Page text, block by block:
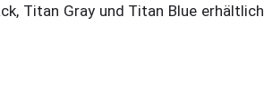
Titan Gray und Titan Blue erhältlich